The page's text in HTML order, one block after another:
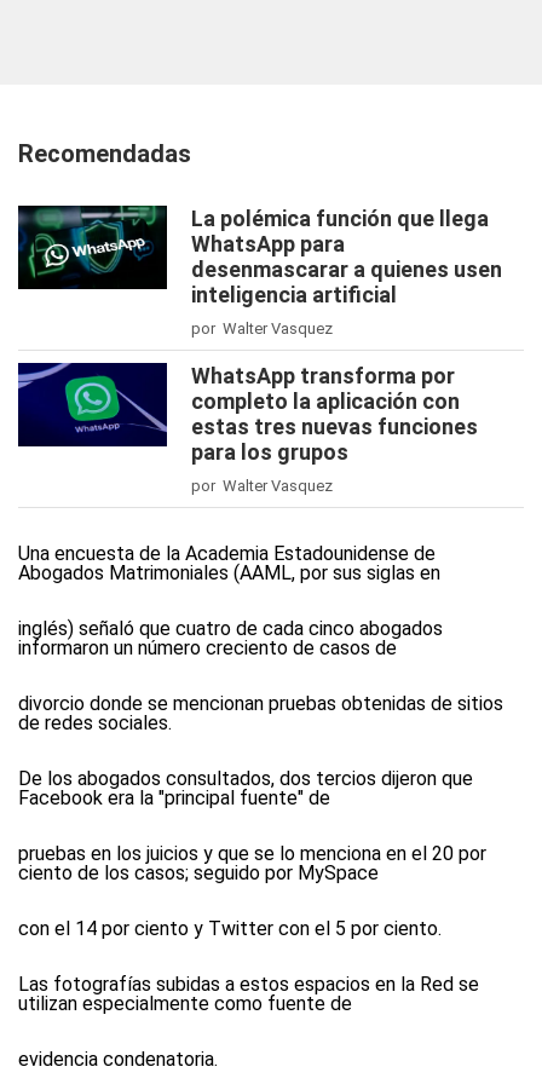
Recomendadas
La polémica función que llega
WhatsApp para
desenmascarar a quienes usen
inteligencia artificial
por Walter Vasquez
WhatsApp transforma por
completo la aplicación con
estas tres nuevas funciones
para los grupos
por Walter Vasquez
Una encuesta de la Academia Estadounidense de
Abogados Matrimoniales (AAML, por sus siglas en
inglés) señaló que cuatro de cada cinco abogados
informaron un número creciento de casos de
divorcio donde se mencionan pruebas obtenidas de sitios
de redes sociales.
De los abogados consultados, dos tercios dijeron que
Facebook era la "principal fuente" de
pruebas en los juicios y que se lo menciona en el 20 por
ciento de los casos; seguido por MySpace
con el 14 por ciento y Twitter con el 5 por ciento.
Las fotografías subidas a estos espacios en la Red se
utilizan especialmente como fuente de
evidencia condenatoria.